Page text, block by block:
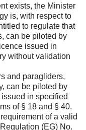
exists, the Minister
is, with respect to
to regulate that
can be piloted by
issued in
without validation
and paragliders,
can be piloted by
in specified
of § 18 and § 40.
of a valid
(EG) No.